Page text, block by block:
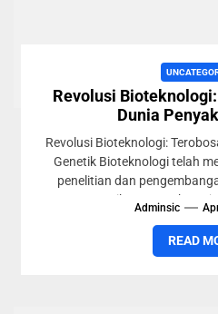
Revolusi
Dunia
Revolusi Bioteknologi:
Genetik Bioteknologi telah
penelitian dan
genetik. Dengan
Adminsic
READ